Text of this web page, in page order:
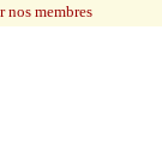
nos membres